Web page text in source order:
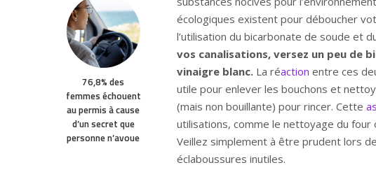
76,8% des
femmes échouent
au permis à cause
d’un secret que
personne n’avoue
écologiques existent pour déboucher
l’utilisation du bicarbonate de soude et
vos canalisations, versez un peu de
vinaigre blanc. La réaction entre ces
utile pour enlever les bouchons et
(mais non bouillante) pour rincer. Cette
utilisations, comme le nettoyage du
Veillez simplement à être prudent lors
éclaboussures inutiles.